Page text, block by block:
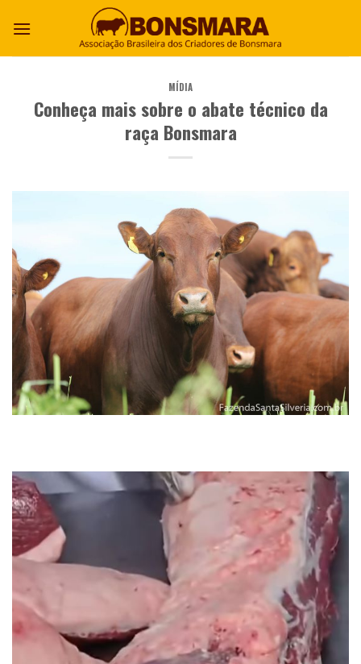
MÍDIA
Conheça mais sobre o abate técnico da
raça Bonsmara